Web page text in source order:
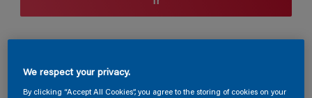
Seção de cores
We respect your privacy.
By clicking “Accept All Cookies”, you agree to the storing of cookies on your